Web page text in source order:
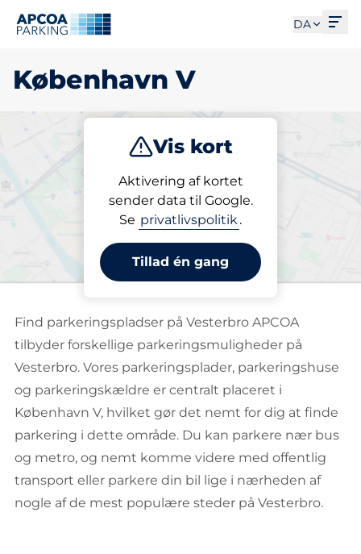
DA
København V
Vis kort
Aktivering af kortet
sender data til Google.
Se privatlivspolitik.
Tillad én gang
Parkering Opladning Abonnement
Abonner på en p-plads i
København V
Find parkeringspladser på Vesterbro APCOA
tilbyder forskellige parkeringsmuligheder på
Vesterbro. Vores parkeringsplader, parkeringshuse
og parkeringskældre er centralt placeret i
København V, hvilket gør det nemt for dig at finde
parkering i dette område. Du kan parkere nær bus
og metro, og nemt komme videre med offentlig
transport eller parkere din bil lige i nærheden af
nogle af de mest populære steder på Vesterbro.